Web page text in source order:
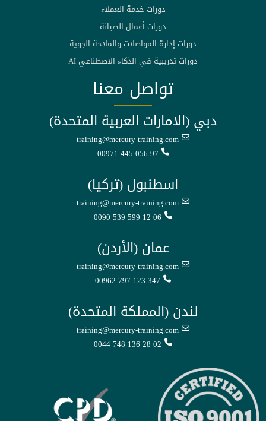
دورات خدمة العملاء
دورات أعمال الصيانة
دورات إدارة المواصلات والملاحة الجوية
دورات تدريبية في الذكاء الاصطناعي AI
تواصل معنا
دبي (الامارات العربية المتحدة)
training@mercury-training.com
00971 445 056 97
اسطنبول (تركيا)
training@mercury-training.com
0090 539 599 12 06
عمان (الأردن)
training@mercury-training.com
00962 797 123 347
لندن (المملكة المتحدة)
training@mercury-training.com
0044 748 136 28 02